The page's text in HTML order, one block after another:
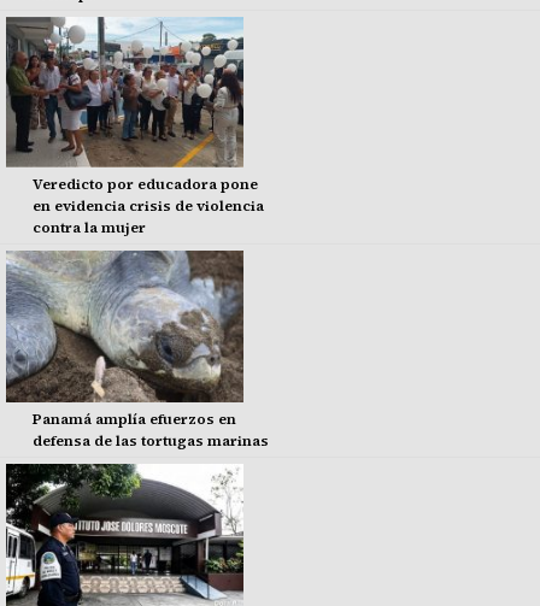
Veredicto por educadora pone
en evidencia crisis de violencia
contra la mujer
Panamá amplía efuerzos en
defensa de las tortugas marinas